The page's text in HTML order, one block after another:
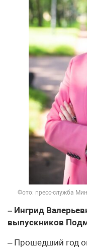
Фото: пресс-служба
– Ингрид
выпускников
– Прошедший год